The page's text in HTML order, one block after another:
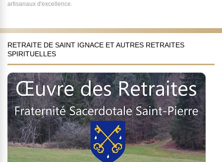
artisanaux d'excellence.
RETRAITE DE SAINT IGNACE ET AUTRES RETRAITES
SPIRITUELLES